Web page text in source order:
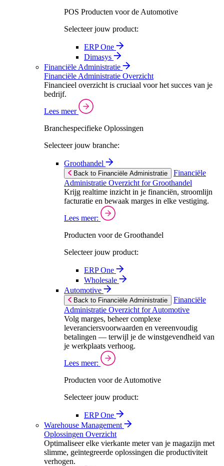
POS Producten voor de Automotive
Selecteer jouw product:
ERP One
Dimasys
Financiële Administratie
Financiële Administratie Overzicht
Financieel overzicht is cruciaal voor het succes van je
bedrijf.
Lees meer
Branchespecifieke Oplossingen
Selecteer jouw branche:
Groothandel
Back to Financiële Administratie
Financiële
Administratie Overzicht for Groothandel
Krijg realtime inzicht in je financiën, stroomlijn
facturatie en bewaak marges in elke vestiging.
Lees meer:
Producten voor de Groothandel
Selecteer jouw product:
ERP One
Wholesale
Automotive
Back to Financiële Administratie
Financiële
Administratie Overzicht for Automotive
Volg marges, beheer complexe
leveranciersvoorwaarden en vereenvoudig
betalingen — terwijl je de winstgevendheid van
je werkplaats verhoog.
Lees meer:
Producten voor de Automotive
Selecteer jouw product:
ERP One
Warehouse Management
Oplossingen Overzicht
Optimaliseer elke vierkante meter van je magazijn met
slimme, geïntegreerde oplossingen die productiviteit
verhogen.